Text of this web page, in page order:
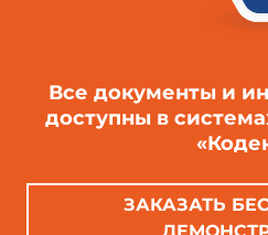
Все документы и
доступны в
ЗАКАЗАТЬ